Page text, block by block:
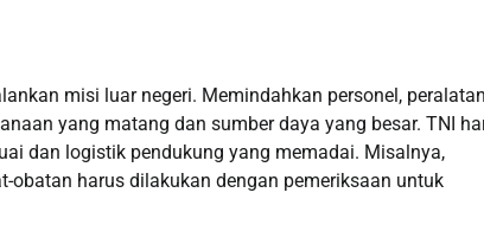
misi luar negeri. Memindahkan personel,
yang matang dan sumber daya yang besar. TNI
dan logistik pendukung yang memadai. Misalnya,
obatan harus dilakukan dengan pemeriksaan untuk